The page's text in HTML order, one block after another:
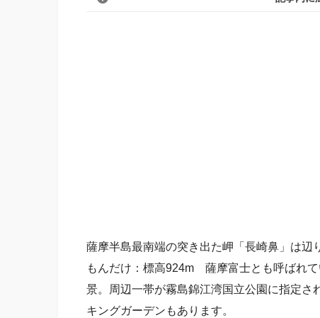
薩摩半島最南端の突き出た岬「長崎鼻」は辺
もんだけ：標高924m 薩摩富士とも呼ばれ
景。周辺一帯が霧島錦江湾国立公園に指定さ
キングガーデンもあります。